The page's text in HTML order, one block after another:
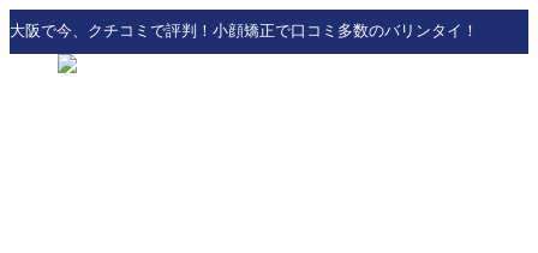
大阪で今、クチコミで評判！小顔矯正で口コミ多数のバリンタイ！